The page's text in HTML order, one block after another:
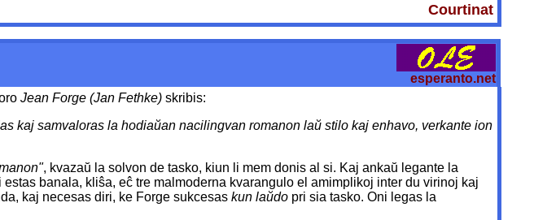
Courtinat
esperanto.net
Jean Forge (Jan Fethke) skribis:
kaj samvaloras la hodiaŭan nacilingvan romanon laŭ stilo kaj enhavo, verkante ion
, kvazaŭ la solvon de tasko, kiun li mem donis al si. Kaj ankaŭ legante la
banala, kliŝa, eĉ tre malmoderna kvarangulo el amimplikoj inter du virinoj kaj
kaj necesas diri, ke Forge sukcesaskun laŭdo pri sia tasko. Oni legas la